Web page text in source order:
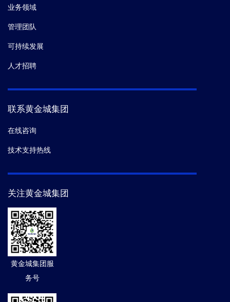
业务领域
管理团队
可持续发展
人才招聘
联系黄金城集团
在线咨询
技术支持热线
关注黄金城集团
黄金城集团服
务号